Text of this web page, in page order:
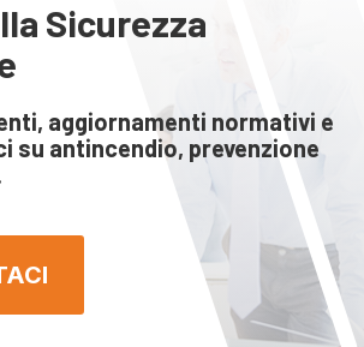
Sicurezza
aggiornamenti normativi e
su antincendio, prevenzione